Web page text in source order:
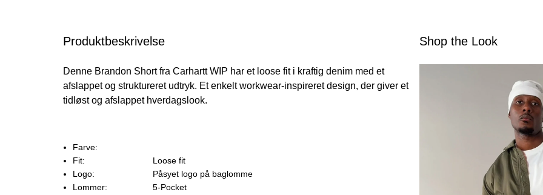
Produktbeskrivelse
Denne Brandon Short fra Carhartt WIP har et loose fit i kraftig denim med et
afslappet og struktureret udtryk. Et enkelt workwear-inspireret design, der giver et
tidløst og afslappet hverdagslook.
Farve:
Fit:
Loose fit
Logo:
Påsyet logo på baglomme
Lommer:
5-Pocket
Shop the Look